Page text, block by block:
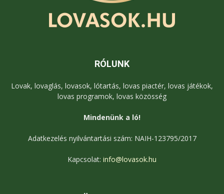
RÓLUNK
Lovak, lovaglás, lovasok, lótartás, lovas piactér, lovas játékok,
lovas programok, lovas közösség
Mindenünk a ló!
Adatkezelés nyilvántartási szám: NAIH-123795/2017
Kapcsolat: info@lovasok.hu